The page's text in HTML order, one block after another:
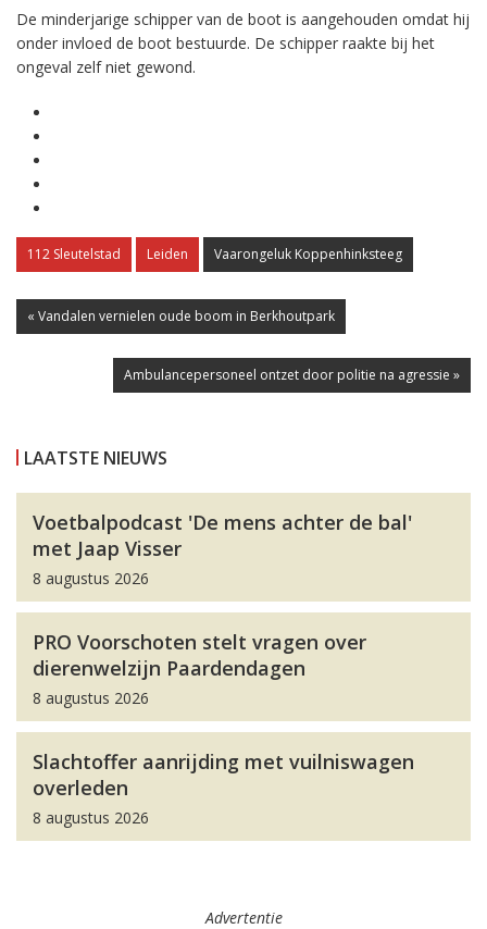
De minderjarige schipper van de boot is aangehouden omdat hij
onder invloed de boot bestuurde. De schipper raakte bij het
ongeval zelf niet gewond.
112 Sleutelstad Leiden Vaarongeluk Koppenhinksteeg
« Vandalen vernielen oude boom in Berkhoutpark
Ambulancepersoneel ontzet door politie na agressie »
LAATSTE NIEUWS
Voetbalpodcast 'De mens achter de bal'
met Jaap Visser
8 augustus 2026
PRO Voorschoten stelt vragen over
dierenwelzijn Paardendagen
8 augustus 2026
Slachtoffer aanrijding met vuilniswagen
overleden
8 augustus 2026
Advertentie